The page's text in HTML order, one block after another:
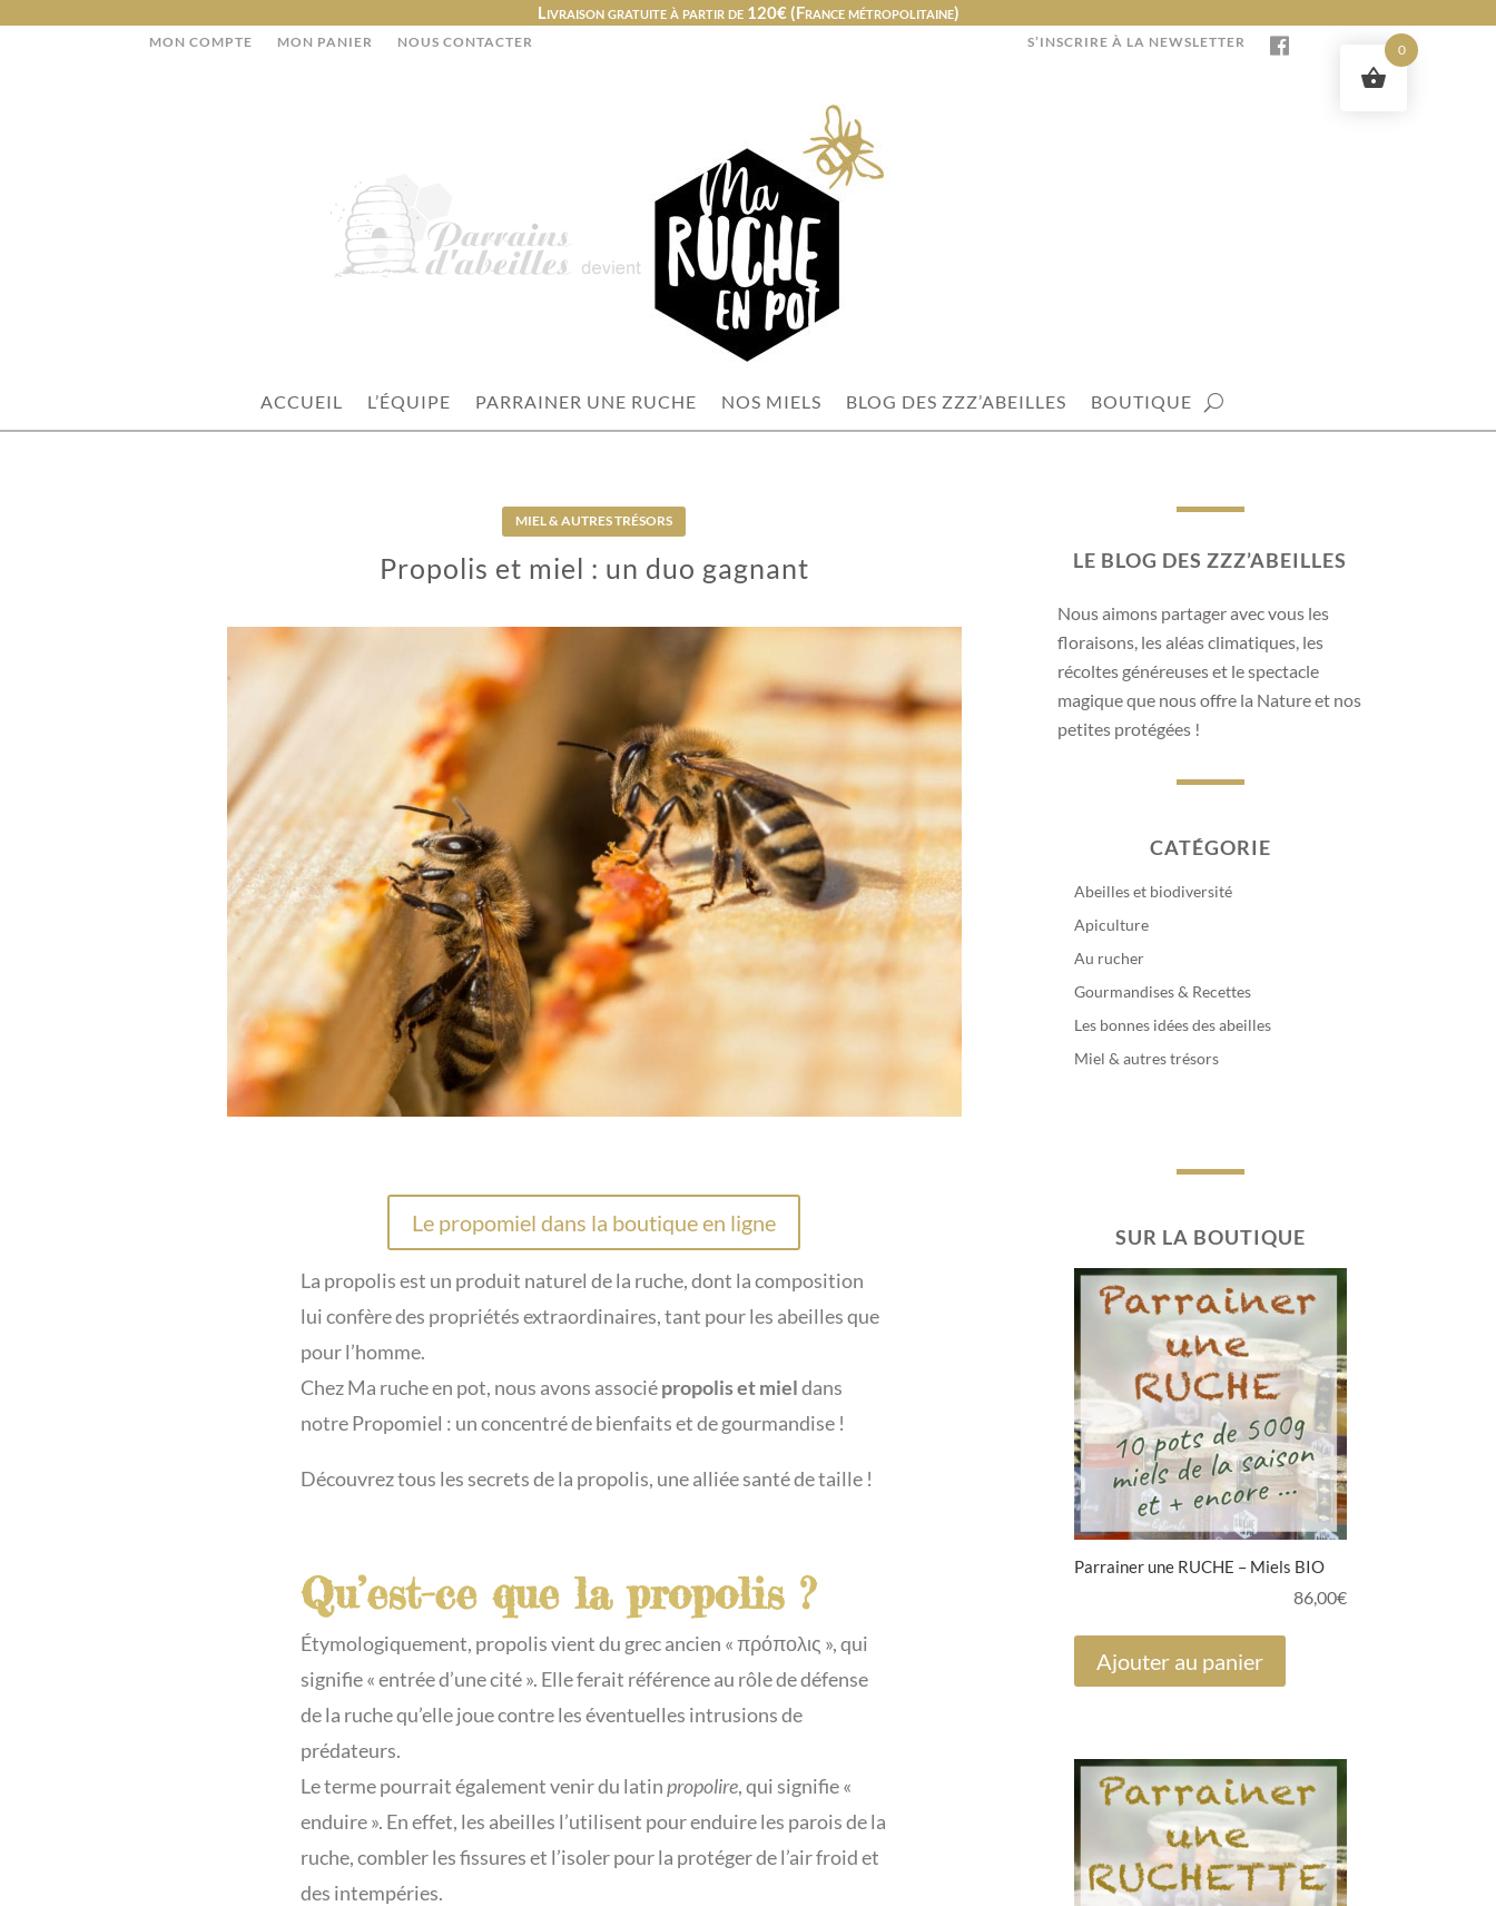
Livraison gratuite à partir de 120€ (France métropolitaine)
MON COMPTE MON PANIER NOUS CONTACTER S’INSCRIRE À LA NEWSLETTER
ACCUEIL L’ÉQUIPE PARRAINER UNE RUCHE NOS MIELS BLOG DES ZZZ’ABEILLES BOUTIQUE
MIEL & AUTRES TRÉSORS
Propolis et miel : un duo gagnant
Le propomiel dans la boutique en ligne
La propolis est un produit naturel de la ruche, dont la composition
lui confère des propriétés extraordinaires, tant pour les abeilles que
pour l’homme.
Chez Ma ruche en pot, nous avons associépropolis et mieldans
notre Propomiel : un concentré de bienfaits et de gourmandise !
Découvrez tous les secrets de la propolis, une alliée santé de taille !
Qu’est-ce que la propolis ?
Étymologiquement, propolis vient du grec ancien « πρόπολις », qui
signifie « entrée d’une cité ». Elle ferait référence au rôle de défense
de la ruche qu’elle joue contre les éventuelles intrusions de
prédateurs.
Le terme pourrait également venir du latinpropolire, qui signifie «
enduire ». En effet, les abeilles l’utilisent pour enduire les parois de la
ruche, combler les fissures et l’isoler pour la protéger de l’air froid et
des intempéries.
LE BLOG DES ZZZ’ABEILLES
Nous aimons partager avec vous les
floraisons, les aléas climatiques, les
récoltes généreuses et le spectacle
magique que nous offre la Nature et nos
petites protégées !
CATÉGORIE
Abeilles et biodiversité
Apiculture
Au rucher
Gourmandises & Recettes
Les bonnes idées des abeilles
Miel & autres trésors
SUR LA BOUTIQUE
Parrainer une RUCHE – Miels BIO
86,00€
Ajouter au panier
0